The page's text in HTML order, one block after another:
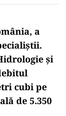
a
și
cubi pe
de 5.350